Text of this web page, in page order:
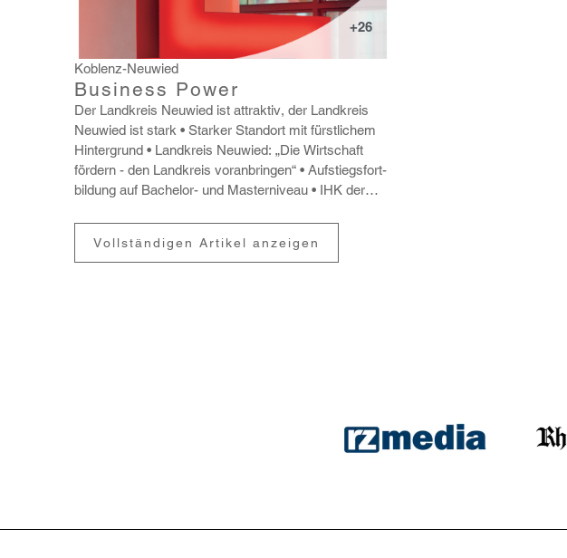
+26
Koblenz-Neuwied
Business Power
Der Land­kreis Neuwied ist attraktiv, der Land­kreis
Neuwied ist stark
Starker Standort mit fürst­li­chem
Hinter­grund
Land­kreis Neuwied: „Die Wirt­schaft
fördern - den Land­kreis voran­bringen“
Aufstiegs­fort­
bil­dung auf Bachelor- und Master­ni­veau
IHK der
Vollständigen Artikel anzeigen